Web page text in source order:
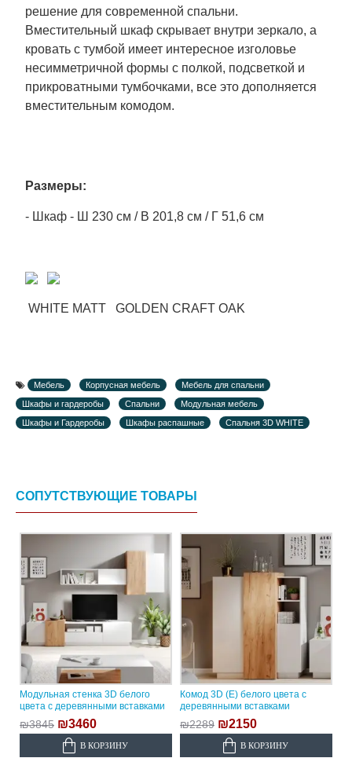
решение для современной спальни.
Вместительный шкаф скрывает внутри зеркало, а
кровать с тумбой имеет интересное изголовье
несимметричной формы с полкой, подсветкой и
прикроватными тумбочками, все это дополняется
вместительным комодом.
Размеры:
- Шкаф - Ш 230 см / В 201,8 см / Г 51,6 см
WHITE MATT GOLDEN CRAFT OAK
Мебель Корпусная мебель
Мебель для спальни
Шкафы и гардеробы
Спальни
Модульная мебель
Шкафы и Гардеробы
Шкафы распашные Спальня 3D WHITE
СОПУТСТВУЮЩИЕ ТОВАРЫ
Модульная стенка 3D белого
цвета с деревянными вставками
₪3845 ₪3460
В КОРЗИНУ
Комод 3D (E) белого цвета с
деревянными вставками
₪2289 ₪2150
В КОРЗИНУ